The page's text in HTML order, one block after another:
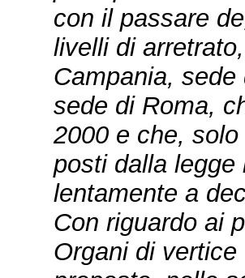
con il passare
livelli di
Campania,
sede di Roma,
2000 e che,
posti dalla
lentamente a
Con riguardo ai
Organi di